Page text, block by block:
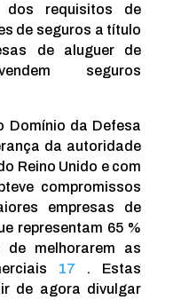
requisitos de
de seguros a título
de aluguer de
seguros
Domínio da Defesa
da autoridade
Reino Unido e com
compromissos
empresas de
representam 65 %
melhorarem as
17
. Estas
de agora divulgar